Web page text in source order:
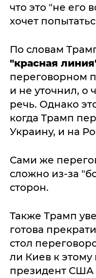
что это "не его
хочет
По словам
"красная
переговорном
и не уточнил, о
речь. Однако
когда Трамп
Украину, и на
Сами же
сложно из-за
сторон.
Также Трамп
готова
стол
ли Киев к
президент США